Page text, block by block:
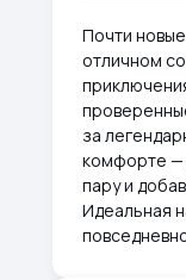
Почти
отличном
за
комфорте —
пару и
Идеальная